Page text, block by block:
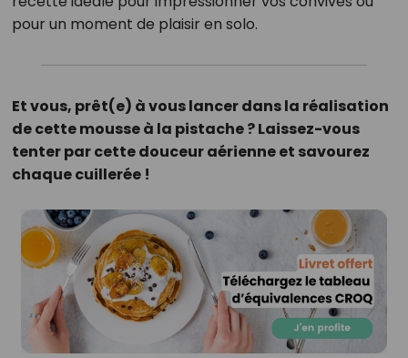
pour un moment de plaisir en solo.​
Et vous, prêt(e) à vous lancer dans la réalisation
de cette mousse à la pistache ? Laissez-vous
tenter par cette douceur aérienne et savourez
chaque cuillerée !